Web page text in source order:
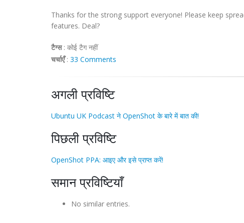
Thanks for the strong support everyone! Please keep
features. Deal?
टैग्स: कोई टैग नहीं
चर्चाएँ: 33 Comments
अगली प्रविष्टि
Ubuntu UK Podcast ने OpenShot के बारे में बात की!
पिछली प्रविष्टि
OpenShot PPA: आइए और इसे प्राप्त करें!
समान प्रविष्टियाँ
No similar entries.